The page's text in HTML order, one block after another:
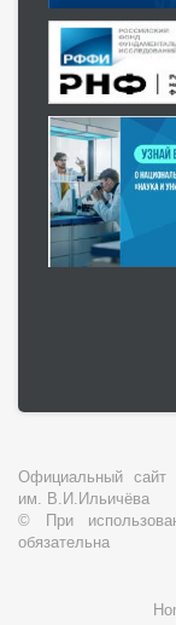
Официальный сайт
им. В.И.Ильичёва
© При
обязательна